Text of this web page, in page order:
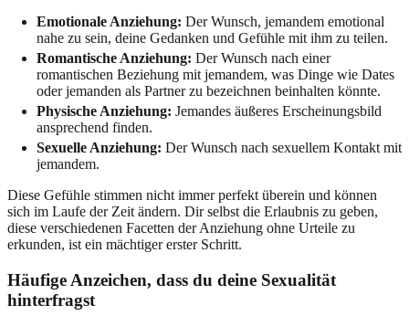
Emotionale Anziehung: Der Wunsch, jemandem emotional
nahe zu sein, deine Gedanken und Gefühle mit ihm zu teilen.
Romantische Anziehung: Der Wunsch nach einer
romantischen Beziehung mit jemandem, was Dinge wie Dates
oder jemanden als Partner zu bezeichnen beinhalten könnte.
Physische Anziehung: Jemandes äußeres Erscheinungsbild
ansprechend finden.
Sexuelle Anziehung: Der Wunsch nach sexuellem Kontakt mit
jemandem.
Diese Gefühle stimmen nicht immer perfekt überein und können
sich im Laufe der Zeit ändern. Dir selbst die Erlaubnis zu geben,
diese verschiedenen Facetten der Anziehung ohne Urteile zu
erkunden, ist ein mächtiger erster Schritt.
Häufige Anzeichen, dass du deine Sexualität
hinterfragst